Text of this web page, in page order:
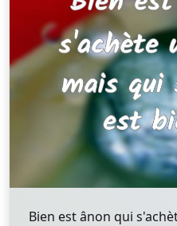
Bien est ânon qui